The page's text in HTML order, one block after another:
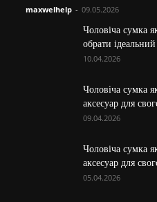
maxwelhelp - 09.05.2026
Чоловіча сумка
обрати ідеальний
10.04.2026
Чоловіча сумка
аксесуар для
09.04.2026
Чоловіча сумка
аксесуар для
05.04.2026